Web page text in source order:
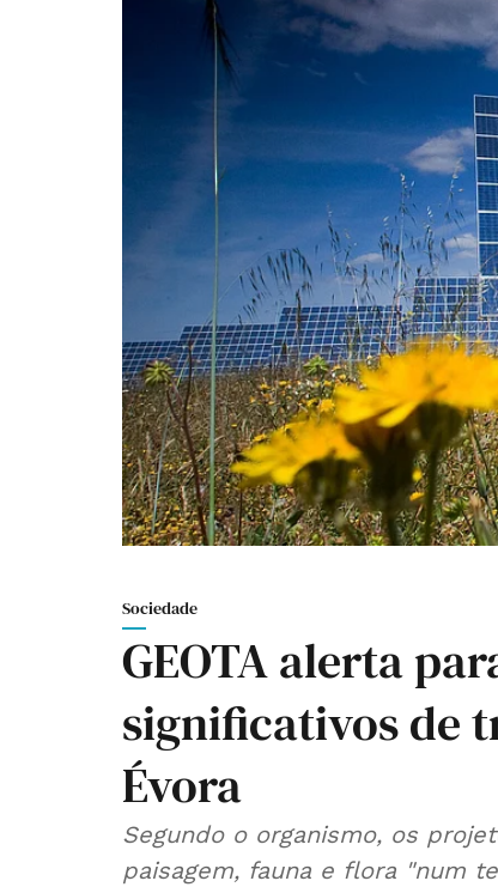
Sociedade
GEOTA alerta
significativos de
Évora
Segundo o organismo, os projetos terão efeitos
paisagem, fauna e flora "num